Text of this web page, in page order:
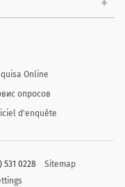
Online
опросов
d'enquête
0228
Sitemap